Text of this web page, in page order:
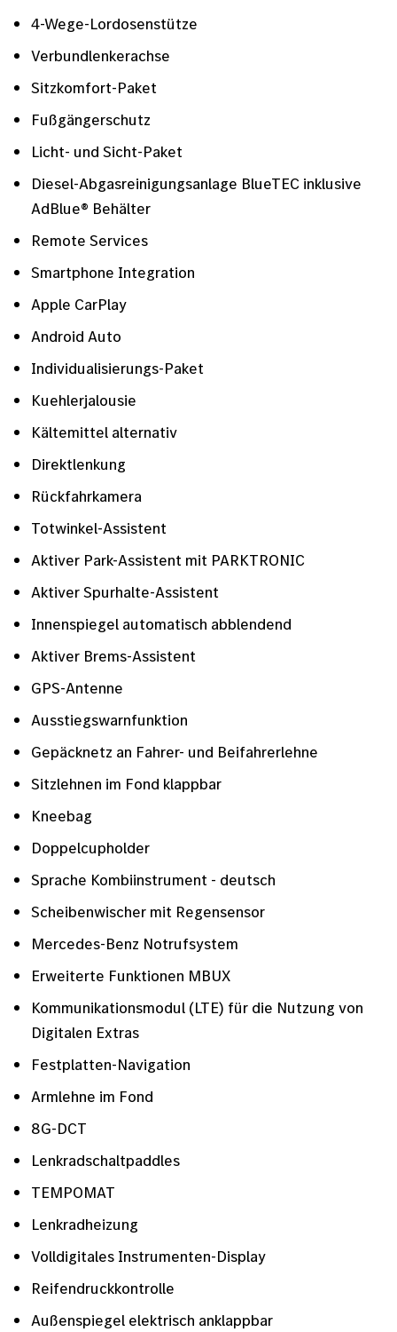
4-Wege-Lordosenstütze
Verbundlenkerachse
Sitzkomfort-Paket
Fußgängerschutz
Licht- und Sicht-Paket
Diesel-Abgasreinigungsanlage BlueTEC inklusive
AdBlue® Behälter
Remote Services
Smartphone Integration
Apple CarPlay
Android Auto
Individualisierungs-Paket
Kuehlerjalousie
Kältemittel alternativ
Direktlenkung
Rückfahrkamera
Totwinkel-Assistent
Aktiver Park-Assistent mit PARKTRONIC
Aktiver Spurhalte-Assistent
Innenspiegel automatisch abblendend
Aktiver Brems-Assistent
GPS-Antenne
Ausstiegswarnfunktion
Gepäcknetz an Fahrer- und Beifahrerlehne
Sitzlehnen im Fond klappbar
Kneebag
Doppelcupholder
Sprache Kombiinstrument - deutsch
Scheibenwischer mit Regensensor
Mercedes-Benz Notrufsystem
Erweiterte Funktionen MBUX
Kommunikationsmodul (LTE) für die Nutzung von
Digitalen Extras
Festplatten-Navigation
Armlehne im Fond
8G-DCT
Lenkradschaltpaddles
TEMPOMAT
Lenkradheizung
Volldigitales Instrumenten-Display
Reifendruckkontrolle
Außenspiegel elektrisch anklappbar